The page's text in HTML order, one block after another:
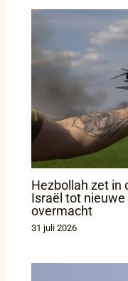
Hezbollah zet in
Israël tot
overmacht
31 juli 2026